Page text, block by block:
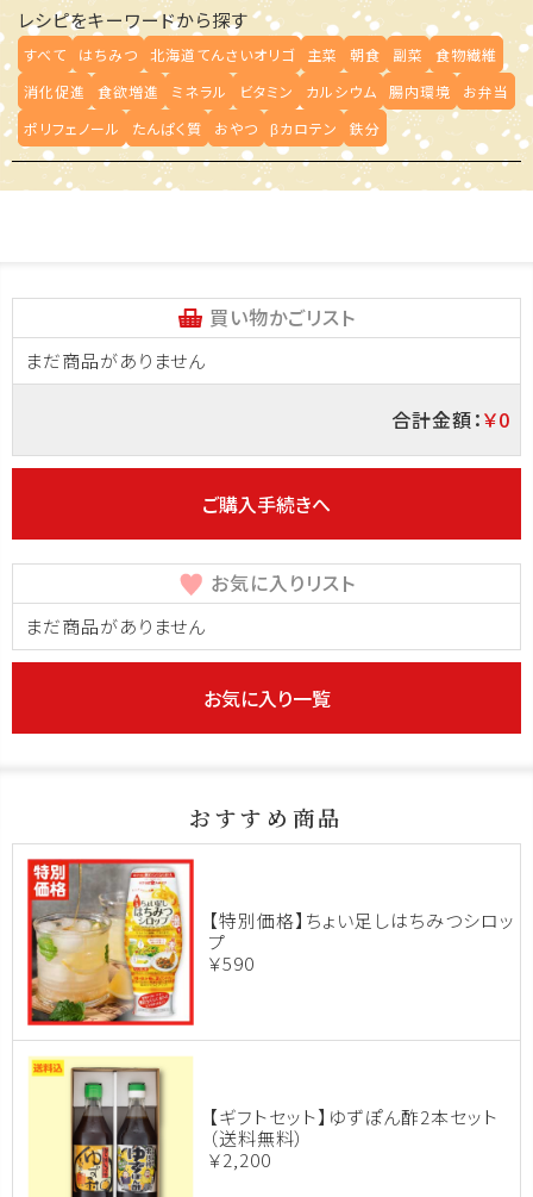
レシピをキーワードから探す
すべて はちみつ 北海道てんさいオリゴ 主菜 朝食 副菜
食物繊維
消化促進
食欲増進 ミネラル ビタミン カルシウム 腸内環境
お弁当
ポリフェノール
たんぱく質 おやつ βカロテン 鉄分
買い物かごリスト
まだ商品がありません
合計金額：￥0
ご購入手続きへ
お気に入りリスト
まだ商品がありません
お気に入り一覧
おすすめ商品
【特別価格】ちょい足しはちみつシロッ
プ
￥590
【ギフトセット】ゆずぽん酢2本セット
（送料無料）
￥2,200